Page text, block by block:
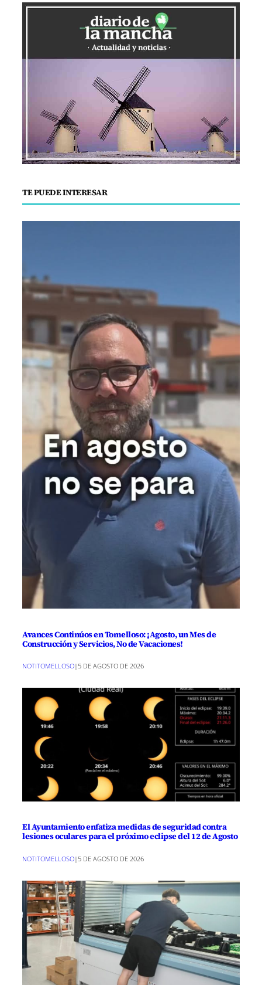
TE PUEDE INTERESAR
Avances Continúos en Tomelloso: ¡Agosto, un Mes de
Construcción y Servicios, No de Vacaciones!
NOTITOMELLOSO|5 DE AGOSTO DE 2026
El Ayuntamiento enfatiza medidas de seguridad contra
lesiones oculares para el próximo eclipse del 12 de Agosto
NOTITOMELLOSO|5 DE AGOSTO DE 2026